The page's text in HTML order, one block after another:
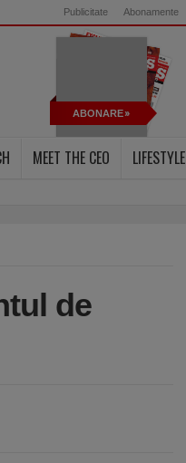
Publicitate Abonamente
ABONARE
MEET THE CEO LIFESTYLE
de